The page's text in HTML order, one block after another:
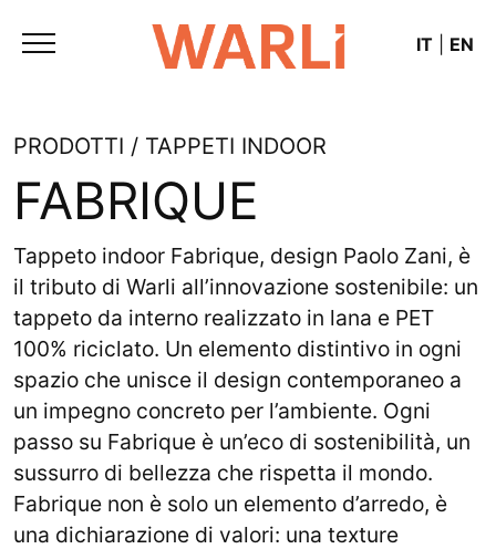
IT EN
PRODOTTI / TAPPETI INDOOR
FABRIQUE
Tappeto indoor Fabrique, design Paolo Zani, è
il tributo di Warli all’innovazione sostenibile: un
tappeto da interno realizzato in lana e PET
100% riciclato. Un elemento distintivo in ogni
spazio che unisce il design contemporaneo a
un impegno concreto per l’ambiente. Ogni
passo su Fabrique è un’eco di sostenibilità, un
sussurro di bellezza che rispetta il mondo.
Fabrique non è solo un elemento d’arredo, è
una dichiarazione di valori: una texture